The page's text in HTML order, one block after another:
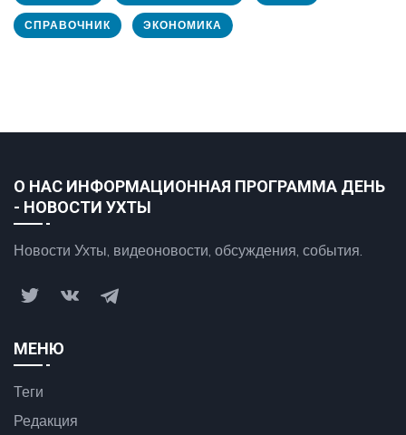
СПРАВОЧНИК ЭКОНОМИКА
О НАС ИНФОРМАЦИОННАЯ ПРОГРАММА ДЕНЬ
- НОВОСТИ УХТЫ
Новости Ухты, видеоновости, обсуждения, события.
МЕНЮ
Теги
Редакция